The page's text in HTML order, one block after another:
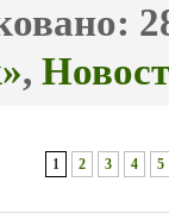
,
1 2 3 4 5